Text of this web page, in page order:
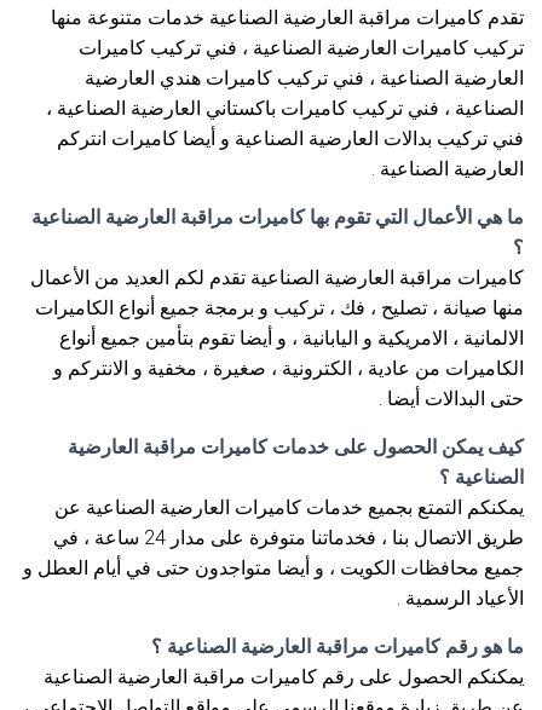
تقدم كاميرات مراقبة العارضية الصناعية خدمات متنوعة منها
تركيب كاميرات العارضية الصناعية ، فني تركيب كاميرات
العارضية الصناعية ، فني تركيب كاميرات هندي العارضية
الصناعية ، فني تركيب كاميرات باكستاني العارضية الصناعية ،
فني تركيب بدالات العارضية الصناعية و أيضا كاميرات انتركم
العارضية الصناعية .
ما هي الأعمال التي تقوم بها كاميرات مراقبة العارضية الصناعية
؟
كاميرات مراقبة العارضية الصناعية تقدم لكم العديد من الأعمال
منها صيانة ، تصليح ، فك ، تركيب و برمجة جميع أنواع الكاميرات
الالمانية ، الامريكية و اليابانية ، و أيضا تقوم بتأمين جميع أنواع
الكاميرات من عادية ، الكترونية ، صغيرة ، مخفية و الانتركم و
حتى البدالات أيضا .
كيف يمكن الحصول على خدمات كاميرات مراقبة العارضية
الصناعية ؟
يمكنكم التمتع بجميع خدمات كاميرات العارضية الصناعية عن
طريق الاتصال بنا ، فخدماتنا متوفرة على مدار 24 ساعة ، في
جميع محافظات الكويت ، و أيضا متواجدون حتى في أيام العطل و
الأعياد الرسمية .
ما هو رقم كاميرات مراقبة العارضية الصناعية ؟
يمكنكم الحصول على رقم كاميرات مراقبة العارضية الصناعية